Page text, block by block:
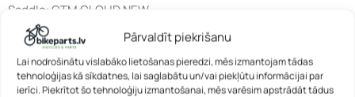
Pārvaldīt piekrišanu
Lai nodrošinātu vislabāko lietošanas pieredzi, mēs izmantojam tādas
tehnoloģijas kā sīkdatnes, lai saglabātu un/vai piekļūtu informācijai par
ierīci. Piekrītot šo tehnoloģiju izmantošanai, mēs varēsim apstrādāt tādus
Saddle: CTM CLOUD NEW
Seatpost: CTM alu Ø31.6 x 350mm
Speeds: 18 speed
For height: 185-205 cm